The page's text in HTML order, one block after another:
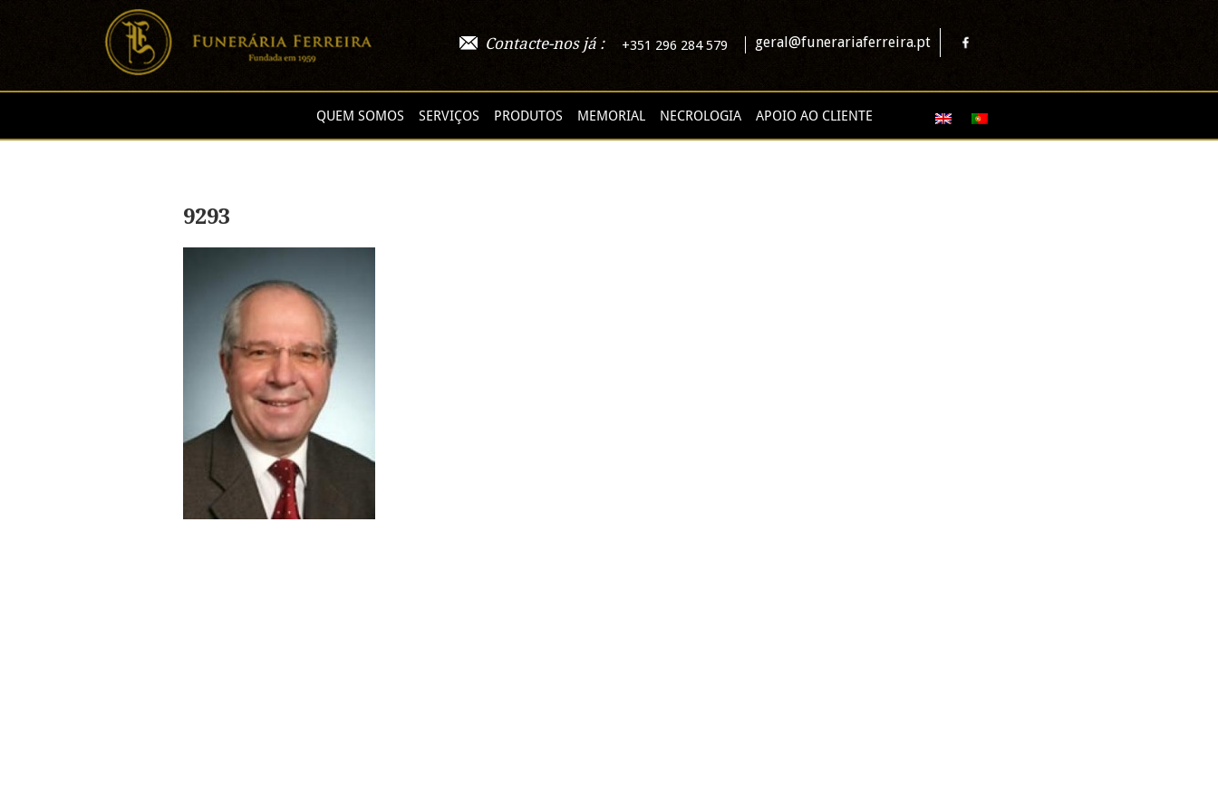
Contacte-nos já : +351 296 284 579 geral@funerariaferreira.pt
QUEM SOMOS SERVIÇOS PRODUTOS MEMORIAL NECROLOGIA APOIO AO CLIENTE
9293